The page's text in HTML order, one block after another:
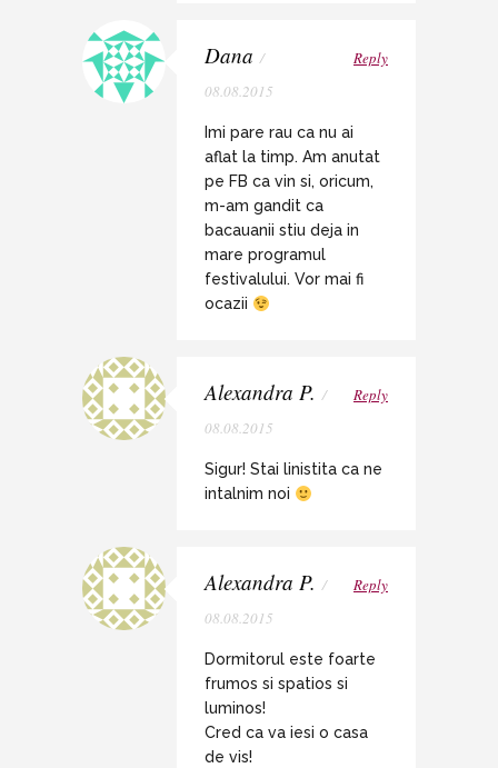
Dana /
08.08.2015
Reply
Imi pare rau ca nu ai
aflat la timp. Am anutat
pe FB ca vin si, oricum,
m-am gandit ca
bacauanii stiu deja in
mare programul
festivalului. Vor mai fi
ocazii
Alexandra P. /
08.08.2015
Reply
Sigur! Stai linistita ca ne
intalnim noi
Alexandra P. /
08.08.2015
Reply
Dormitorul este foarte
frumos si spatios si
luminos!
Cred ca va iesi o casa
de vis!